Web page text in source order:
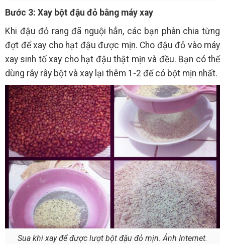
Bước 3: Xay bột đậu đỏ bằng máy xay
Khi đậu đỏ rang đã nguội hẳn, các bạn phàn chia từng
đợt để xay cho hạt đậu được mịn. Cho đậu đỏ vào máy
xay sinh tố xay cho hạt đậu thật mịn và đều. Bạn có thể
dùng rây rây bột và xay lại thêm 1-2 để có bột mịn nhất.
Sua khi xay để được lượt bột đậu đỏ mịn. Ảnh Internet.